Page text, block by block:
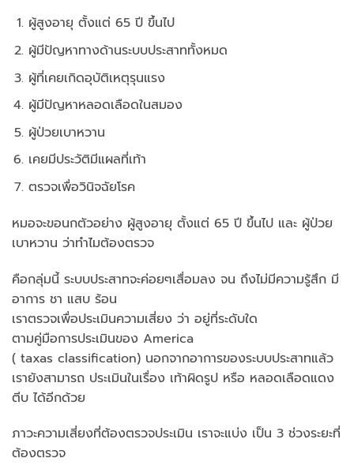
ผู้สูงอายุ ตั้งแต่ 65 ปี ขึ้นไป
ผู้มีปัญหาทางด้านระบบประสาททั้งหมด
ผู้ที่เคยเกิดอุบัติเหตุรุนแรง
ผู้มีปัญหาหลอดเลือดในสมอง
ผู้ป่วยเบาหวาน
เคยมีประวัติมีแผลที่เท้า
ตรวจเพื่อวินิจฉัยโรค
หมอจะขอนกตัวอย่าง ผู้สูงอายุ ตั้งแต่ 65 ปี ขึ้นไป และ ผู้ป่วย
เบาหวาน ว่าทำไมต้องตรวจ
คือกลุ่มนี้ ระบบประสาทจะค่อยๆเสื่อมลง จน ถึงไม่มีความรู้สึก มี
อาการ ชา แสบ ร้อน
เราตรวจเพื่อประเมินความเสี่ยง ว่า อยู่ที่ระดับใด
ตามคู่มือการประเมินของ America
( taxas classification) นอกจากอาการของระบบประสาทแล้ว
เรายังสามารถ ประเมินในเรื่อง เท้าผิดรูป หรือ หลอดเลือดแดง
ตีบ ได้อีกด้วย
ภาวะความเสี่ยงที่ต้องตรวจประเมิน เราจะแบ่ง เป็น 3 ช่วงระยะที่
ต้องตรวจ